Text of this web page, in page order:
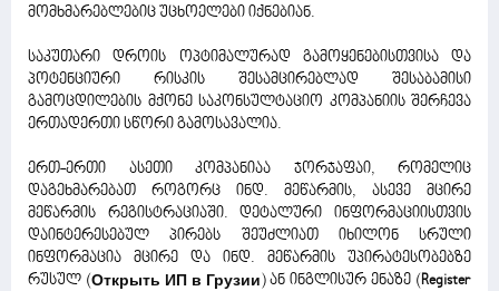
მომხმარებლებიც უცხოელები იქნებიან.
საკუთარი დროის ოპტიმალურად გამოყენებისთვისა და
პოტენციური რისკის შესამცირებლად შესაბამისი
გამოცდილების მქონე საკონსულტაციო კომპანიის შერჩევა
ერთადერთი სწორი გამოსავალია.
ერთ-ერთი ასეთი კომპანიაა ჯორჯაფაი, რომელიც
დაგეხმარებათ როგორც ინდ. მეწარმის, ასევე მცირე
მეწარმის რეგისტრაციაში. დეტალური ინფორმაციისთვის
დაინტერესებულ პირებს შეუძლიათ იხილონ სრული
ინფორმაცია მცირე და ინდ. მეწარმის უპირატესობებზე
რუსულ (Открыть ИП в Грузии ) ან ინგლისურ ენაზე (Register